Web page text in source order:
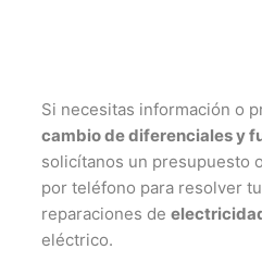
Si necesitas información o
cambio de diferenciales y
solicítanos un presupuesto
por teléfono para resolver
reparaciones de
eléctrico.